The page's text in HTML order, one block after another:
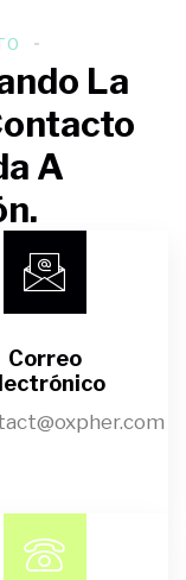
La
A
Correo